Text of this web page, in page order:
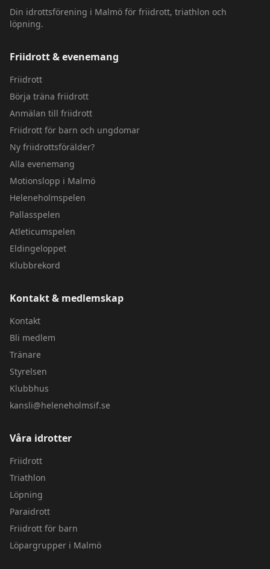
Din idrottsförening i Malmö för friidrott, triathlon och
löpning.
Friidrott & evenemang
Friidrott
Börja träna friidrott
Anmälan till friidrott
Friidrott för barn och ungdomar
Ny friidrottsförälder?
Alla evenemang
Motionslopp i Malmö
Heleneholmspelen
Pallasspelen
Atleticumspelen
Eldingeloppet
Klubbrekord
Kontakt & medlemskap
Kontakt
Bli medlem
Tränare
Styrelsen
Klubbhus
kansli@heleneholmsif.se
Våra idrotter
Friidrott
Triathlon
Löpning
Paraidrott
Friidrott för barn
Löpargrupper i Malmö